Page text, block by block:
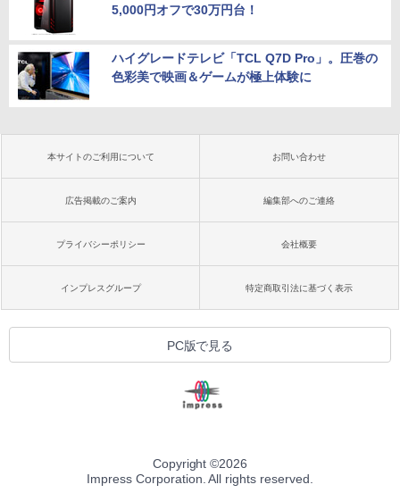
5,000円オフで30万円台！
ハイグレードテレビ「TCL Q7D Pro」。圧巻の
色彩美で映画＆ゲームが極上体験に
本サイトのご利用について お問い合わせ
広告掲載のご案内 編集部へのご連絡
プライバシーポリシー 会社概要
インプレスグループ 特定商取引法に基づく表示
PC版で見る
Copyright ©2026
Impress Corporation. All rights reserved.